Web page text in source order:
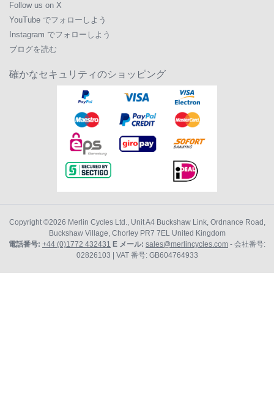
Follow us on X
YouTube でフォローしよう
Instagram でフォローしよう
ブログを読む
確かなセキュリティのショッピング
Copyright ©2026 Merlin Cycles Ltd., Unit A4 Buckshaw Link, Ordnance Road,
Buckshaw Village, Chorley PR7 7EL United Kingdom
電話番号: +44 (0)1772 432431 E メール: sales@merlincycles.com - 会社番号:
02826103 | VAT 番号: GB604764933